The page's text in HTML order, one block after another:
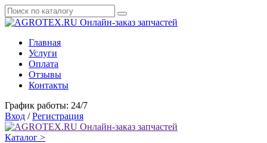
Онлайн-заказ запчастей
Главная
Услуги
Оплата
Отзывы
Контакты
График работы: 24/7
Вход / Регистрация
Онлайн-заказ запчастей
Каталог >